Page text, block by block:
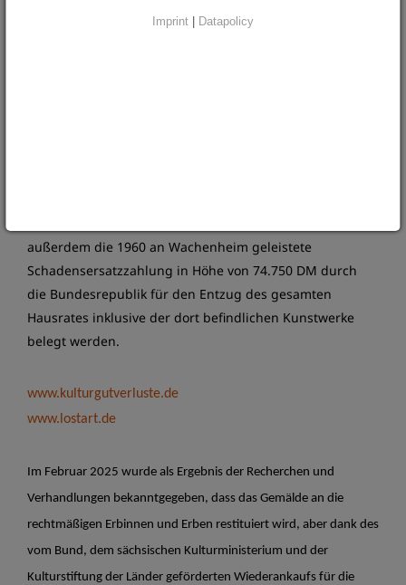
außerdem die 1960 an Wachenheim geleistete
Schadensersatzzahlung in Höhe von 74.750 DM durch
die Bundesrepublik für den Entzug des gesamten
Hausrates inklusive der dort befindlichen Kunstwerke
belegt werden.
www.kulturgutverluste.de
www.lostart.de
Im Februar 2025 wurde als Ergebnis der Recherchen und
Verhandlungen bekanntgegeben, dass das Gemälde an die
rechtmäßigen Erbinnen und Erben restituiert wird, aber dank des
vom Bund, dem sächsischen Kulturministerium und der
Kulturstiftung der Länder geförderten Wiederankaufs für die
Imprint Datapolicy